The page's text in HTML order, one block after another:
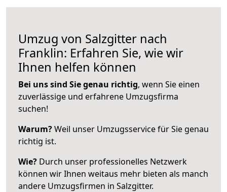
Umzug von Salzgitter nach
Franklin: Erfahren Sie, wie wir
Ihnen helfen können
Bei uns sind Sie genau richtig, wenn Sie einen
zuverlässige und erfahrene Umzugsfirma
suchen!
Warum?Weil unser Umzugsservice für Sie genau
richtig ist.
Wie? Durch unser professionelles Netzwerk
können wir Ihnen weitaus mehr bieten als manch
andere Umzugsfirmen in Salzgitter.